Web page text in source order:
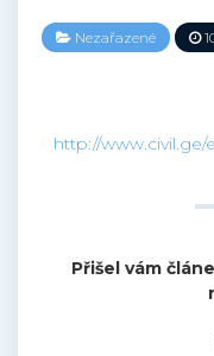
Nezařazené
http://www.civil.ge/
Přišel vám